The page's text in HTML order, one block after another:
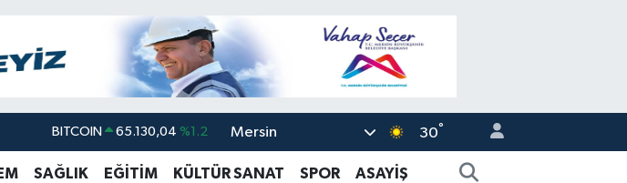
DOLAR 47,7069 %0.17
EURO 55,0265 %0.01
Mersin 30°
SAĞLIK EĞİTİM KÜLTÜR SANAT SPOR
ASAYİŞ